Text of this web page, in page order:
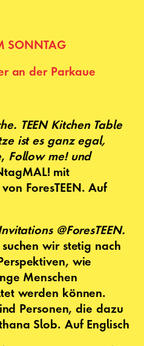
SONNTAG
an der Parkaue
. TEEN Kitchen Table
ist es ganz egal,
, Follow me! und
mit
ForesTEEN. Auf
@ForesTEEN.
suchen wir stetig nach
wie
Menschen
werden können.
Personen, die dazu
ana Slob. Auf Englisch